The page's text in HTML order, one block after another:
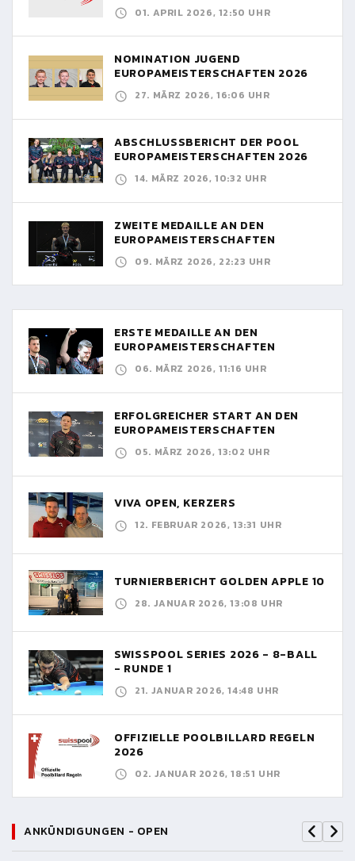
01. APRIL 2026, 12:50 UHR
NOMINATION JUGEND
EUROPAMEISTERSCHAFTEN 2026
27. MÄRZ 2026, 16:06 UHR
ABSCHLUSSBERICHT DER POOL
EUROPAMEISTERSCHAFTEN 2026
14. MÄRZ 2026, 10:32 UHR
ZWEITE MEDAILLE AN DEN
EUROPAMEISTERSCHAFTEN
09. MÄRZ 2026, 22:23 UHR
ERSTE MEDAILLE AN DEN
EUROPAMEISTERSCHAFTEN
06. MÄRZ 2026, 11:16 UHR
ERFOLGREICHER START AN DEN
EUROPAMEISTERSCHAFTEN
05. MÄRZ 2026, 13:02 UHR
VIVA OPEN, KERZERS
12. FEBRUAR 2026, 13:31 UHR
TURNIERBERICHT GOLDEN APPLE 10
28. JANUAR 2026, 13:08 UHR
SWISSPOOL SERIES 2026 - 8-BALL
- RUNDE 1
21. JANUAR 2026, 14:48 UHR
OFFIZIELLE POOLBILLARD REGELN
2026
02. JANUAR 2026, 18:51 UHR
ANKÜNDIGUNGEN - OPEN